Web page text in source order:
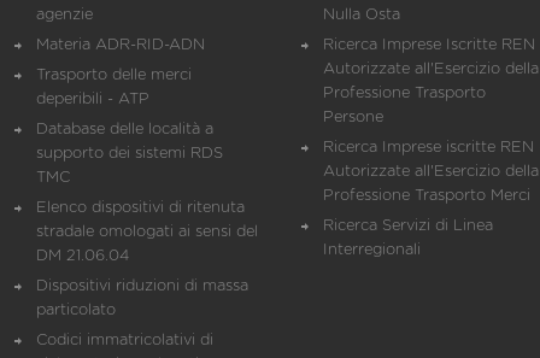
agenzie
Materia ADR-RID-ADN
Trasporto delle merci
deperibili - ATP
Database delle località a
supporto dei sistemi RDS
TMC
Elenco dispositivi di ritenuta
stradale omologati ai sensi del
DM 21.06.04
Dispositivi riduzioni di massa
particolato
Codici immatricolativi di
Nulla Osta
Ricerca Imprese Iscritte REN
Autorizzate all'Esercizio della
Professione Trasporto
Persone
Ricerca Imprese iscritte REN
Autorizzate all'Esercizio della
Professione Trasporto Merci
Ricerca Servizi di Linea
Interregionali